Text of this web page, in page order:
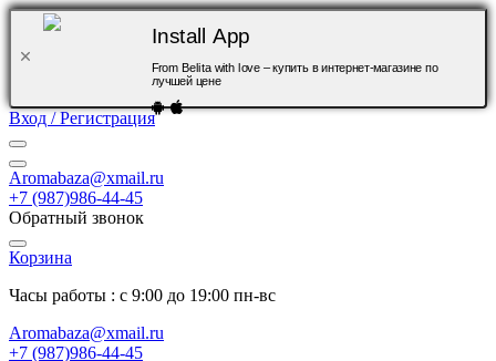
Install App
From Belita with love – купить в интернет-магазине по
лучшей цене
Вход / Регистрация
Aromabaza@xmail.ru
+7 (987)986-44-45
Обратный звонок
Корзина
Часы работы : с 9:00 до 19:00 пн-вс
Aromabaza@xmail.ru
+7 (987)986-44-45